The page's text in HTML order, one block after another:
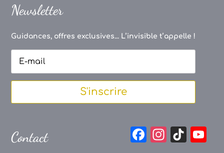
Newsletter
Guidances, offres exclusives... L’invisible t’appelle !
S'inscrire
Contact
F
In
Ti